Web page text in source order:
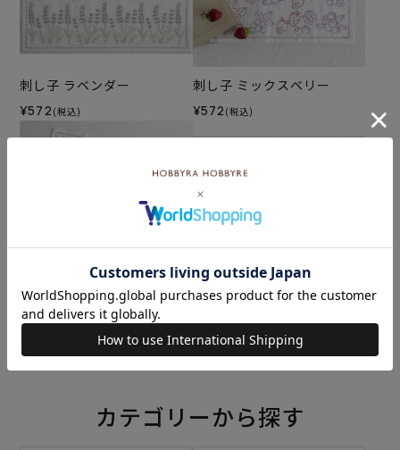
刺し子 ラベンダー
¥572 (税込)
刺し子 ミックスベリー
¥572 (税込)
刺し子 線香花火
¥572(税込)
カテゴリーから探す